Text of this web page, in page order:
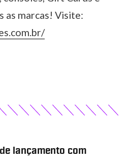
as marcas! Visite:
lançamento com